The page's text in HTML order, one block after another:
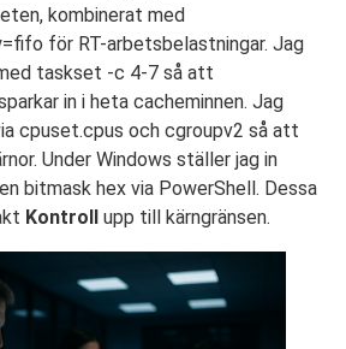
kombinerat med
för RT-arbetsbelastningar. Jag
taskset -c 4-7 så att
in i heta cacheminnen. Jag
cpuset.cpus och cgroupv2 så att
Under Windows ställer jag in
bitmask hex via PowerShell. Dessa
Kontroll upp till kärngränsen.